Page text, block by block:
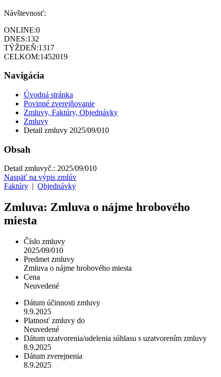
Návštevnosť:
ONLINE:0
DNES:132
TÝŽDEŇ:1317
CELKOM:1452019
Navigácia
Úvodná stránka
Povinné zverejňovanie
Zmluvy, Faktúry, Objednávky
Zmluvy
Detail zmluvy 2025/09/010
Obsah
Detail zmluvyč.: 2025/09/010
Naspäť na výpis zmlúv
Faktúry
Objednávky
Zmluva: Zmluva o nájme hrobového
miesta
Číslo zmluvy
2025/09/010
Predmet zmluvy
Zmluva o nájme hrobového miesta
Cena
Neuvedené
Dátum účinnosti zmluvy
9.9.2025
Platnosť zmluvy do
Neuvedené
Dátum uzatvorenia/udelenia súhlasu s uzatvorením zmluvy
8.9.2025
Dátum zverejnenia
8.9.2025